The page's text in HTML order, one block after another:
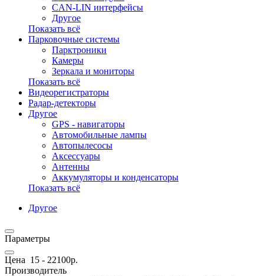
CAN-LIN интерфейсы
Другое
Показать всё
Парковочные системы
Парктроники
Камеры
Зеркала и мониторы
Показать всё
Видеорегистраторы
Радар-детекторы
Другое
GPS - навигаторы
Автомобильные лампы
Автопылесосы
Аксессуары
Антенны
Аккумуляторы и конденсаторы
Показать всё
Другое
Параметры
Цена 15 - 22100р.
Производитель